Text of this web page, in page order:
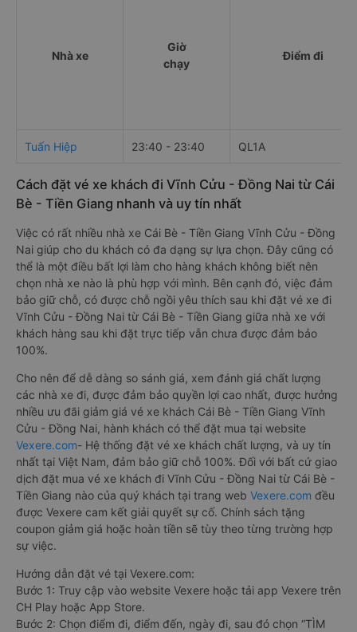
Nhà xe
Giờ
chạy
Điểm đi
Tuấn Hiệp 23:40 - 23:40 QL1A
Cách đặt vé xe khách đi Vĩnh Cửu - Đồng Nai từ Cái
Bè - Tiền Giang nhanh và uy tín nhất
Việc có rất nhiều nhà xe Cái Bè - Tiền Giang Vĩnh Cửu - Đồng
Nai giúp cho du khách có đa dạng sự lựa chọn. Đây cũng có
thể là một điều bất lợi làm cho hàng khách không biết nên
chọn nhà xe nào là phù hợp với mình. Bên cạnh đó, việc đảm
bảo giữ chỗ, có được chỗ ngồi yêu thích sau khi đặt vé xe đi
Vĩnh Cửu - Đồng Nai từ Cái Bè - Tiền Giang giữa nhà xe với
khách hàng sau khi đặt trực tiếp vẫn chưa được đảm bảo
100%.
Cho nên để dễ dàng so sánh giá, xem đánh giá chất lượng
các nhà xe đi, được đảm bảo quyền lợi cao nhất, được hưởng
nhiều ưu đãi giảm giá vé xe khách Cái Bè - Tiền Giang Vĩnh
Cửu - Đồng Nai, hành khách có thể đặt mua tại website
Vexere.com- Hệ thống đặt vé xe khách chất lượng, và uy tín
nhất tại Việt Nam, đảm bảo giữ chỗ 100%. Đối với bất cứ giao
dịch đặt mua vé xe khách đi Vĩnh Cửu - Đồng Nai từ Cái Bè -
Tiền Giang nào của quý khách tại trang web Vexere.com đều
được Vexere cam kết giải quyết sự cố. Chính sách tặng
coupon giảm giá hoặc hoàn tiền sẽ tùy theo từng trường hợp
sự việc.
Hướng dẫn đặt vé tại Vexere.com:
Bước 1: Truy cập vào website Vexere hoặc tải app Vexere trên
CH Play hoặc App Store.
Bước 2: Chọn điểm đi, điểm đến, ngày đi, sau đó chọn “TÌM